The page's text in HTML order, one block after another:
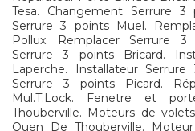
Tesa. Changement Serrure 3
Serrure 3 points Muel.
Pollux. Remplacer Serrure
Serrure 3 points Bricard.
Laperche. Installateur
Serrure 3 points Picard.
Mul.T.Lock. Fenetre et
Thouberville. Moteurs de
Ouen De Thouberville.